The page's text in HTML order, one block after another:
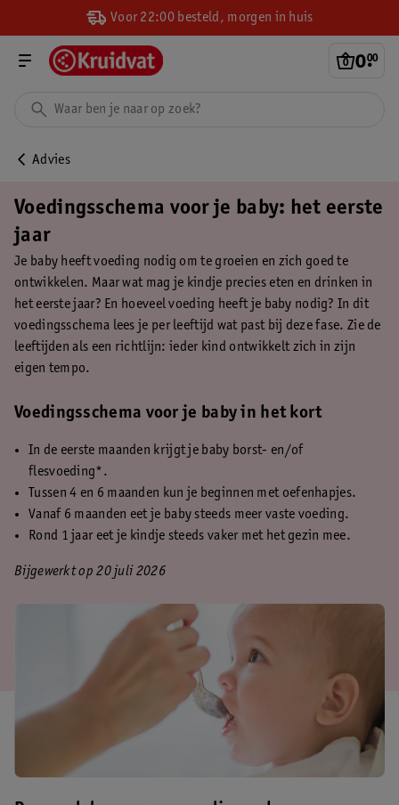
Voor 22:00 besteld, morgen in huis
0.
00
Advies
Voedingsschema voor je baby: het eerste
jaar
Je baby heeft voeding nodig om te groeien en zich goed te
ontwikkelen. Maar wat mag je kindje precies eten en drinken in
het eerste jaar? En hoeveel voeding heeft je baby nodig? In dit
voedingsschema lees je per leeftijd wat past bij deze fase. Zie de
leeftijden als een richtlijn: ieder kind ontwikkelt zich in zijn
eigen tempo.
Voedingsschema voor je baby in het kort
In de eerste maanden krijgt je baby borst- en/of
flesvoeding*.
Tussen 4 en 6 maanden kun je beginnen met oefenhapjes.
Vanaf 6 maanden eet je baby steeds meer vaste voeding.
Rond 1 jaar eet je kindje steeds vaker met het gezin mee.
Bijgewerkt op 20 juli 2026